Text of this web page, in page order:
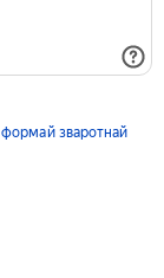
формай зваротнай